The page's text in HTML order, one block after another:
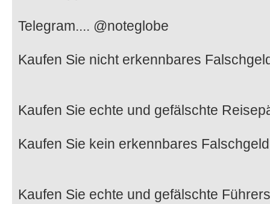
Telegram.... @noteglobe
Kaufen Sie nicht erkennbares
Kaufen Sie echte und gefälschte
Kaufen Sie kein erkennbares Falschgeld
Kaufen Sie echte und gefälschte